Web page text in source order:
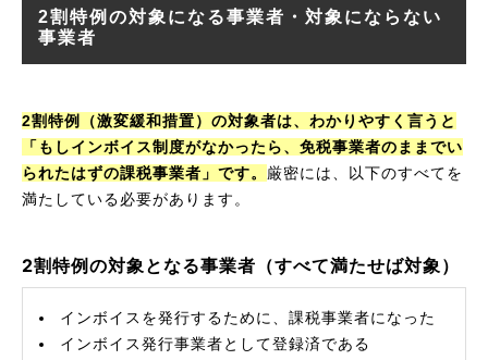
2割特例の対象になる事業者・対象にならない
事業者
2割特例（激変緩和措置）の対象者は、わかりやすく言うと
「もしインボイス制度がなかったら、免税事業者のままでい
られたはずの課税事業者」です。 厳密には、以下のすべてを
満たしている必要があります。
2割特例の対象となる事業者（すべて満たせば対象）
インボイスを発行するために、課税事業者になった
インボイス発行事業者として登録済である